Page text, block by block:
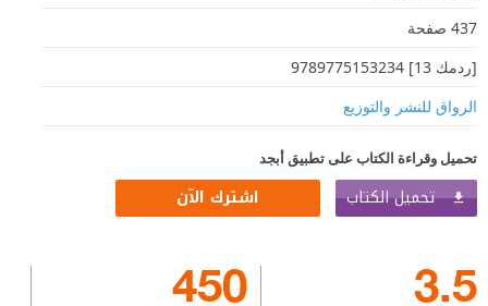
437 صفحة
[ردمك 13] 9789775153234
الرواق للنشر والتوزيع
تحميل وقراءة الكتاب على تطبيق أبجد
تحميل الكتاب اشترك الآن
3.5
450